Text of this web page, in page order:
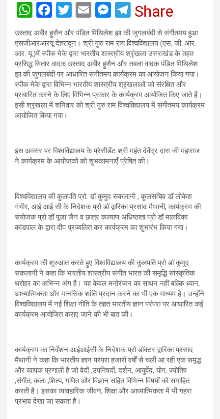
W
h
at
s
A
p
p
F
a
ce
b
o
o
k
T
wi
tt
er
E
m
ail
M
es
se
n
g
er
T
el
e
gr
a
m
Share
उस्ताद अबीर हुसैन और पंडित मिथिलेश झा की जुगलबंदी से संगीतमय हुआ
एसजीआरआरयू देहरादून। श्री गुरु राम राय विश्वविद्यालय (एस. जी. आर.
आर. यू.)में स्पीक मेके द्वारा भारतीय शास्त्रीय श्रृंखला उत्तराखंड के तहत
प्रसिद्ध सितार वादक उस्ताद अबीर हुसैन और तबला वादक पंडित मिथिलेश
झा की जुगलबंदी पर आधारित संगीतमय कार्यक्रम का आयोजन किया गया।
स्पीक मेके द्वारा विभिन्न भारतीय शास्त्रीय श्रृंखलाओं को संरक्षित और
प्रचारित करने के लिए विभिन्न प्रकार के कार्यक्रम आयोजित किए जाते हैं।
इसी श्रृंखला में शनिवार को श्री गुरु राम विश्वविद्यालय में संगीतमय कार्यक्रम
आयोजित किया गया।
इस अवसर पर विश्वविद्यालय के प्रेसीडेंट श्री महंत देवेंद्र दास जी महाराज
ने कार्यक्रम के आयोजकों को शुभकामनाएँ प्रेषित की।
विश्वविद्यालय की कुलपति प्रो. डॉ कुमुद सकलानी , कुलसचिव डॉ लोकेश
गंभीर, आई आई सी के निदेशक प्रो डॉ द्वारिका प्रसाद मैथानी, कार्यक्रम की
संयोजक प्रो डॉ पूजा जैन व छात्र कल्याण अधिष्ठाता प्रो डॉ मालविका
कांडपाल के द्वारा दीप प्रज्वलित कर कार्यक्रम का शुभारंभ किया गया।
कार्यक्रम की शुरुआत करते हुए विश्वविद्यालय की कुलपति प्रो डॉ कुमुद
सकलानी ने कहा कि भारतीय शास्त्रीय संगीत भारत की समृद्धि सांस्कृतिक
धरोहर का अभिन्न अंग है। यह केवल मनोरंजन का साधन नहीं बल्कि ध्यान,
आध्यात्मिकता और मानसिक शांति प्रदान करने का भी एक माध्यम है। उन्होंने
विश्वविद्यालय में नई शिक्षा नीति के तहत भारतीय ज्ञान परंपरा पर आधारित कई
कार्यक्रम आयोजित कराए जाने की भी बात की।
कार्यक्रम का निर्देशन आईआईसी के निदेशक प्रो डॉक्टर द्वारिका प्रसाद
मैथानी ने कहा कि भारतीय ज्ञान परंपरा हजारों वर्षों से चली आ रही एक समृद्ध
और व्यापक प्रणाली है जो वेदों ,उपनिषदों, दर्शन, आयुर्वेद, योग, ज्योतिष
,संगीत, कला ,शिल्प, गणित और विज्ञान सहित विभिन्न विषयों को समाहित
करती है। इसका व्यावहारिक जीवन, शिक्षा और आध्यात्मिकता में भी गहरा
प्रभाव देखा जा सकता है।